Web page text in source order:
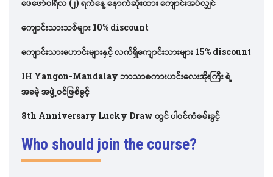
ဖေဖော်၀ါရီလ (၂) ရက်နေ့ နောက်ဆုံးထား ကျောင်းအပ်လျှင်
ကျောင်းသားသစ်များ 10% discount
ကျောင်းသားဟောင်းများနှင့် လက်ရှိကျောင်းသားများ 15% discount
IH Yangon-Mandalay ဘာသာစကားဟင်းလေးအိုးကြီး ရဲ့
အခမဲ့ အဖွဲ့ဝင်ဖြစ်ခွင့်
8th Anniversary Lucky Draw တွင် ပါ၀င်ကံစမ်းခွင့်
Who should join the course?